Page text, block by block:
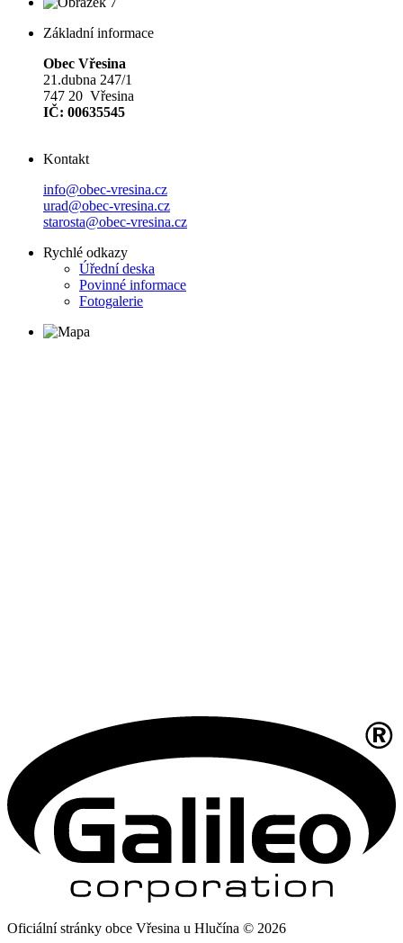
Základní informace
Obec Vřesina
21.dubna 247/1
747 20 Vřesina
IČ: 00635545
Kontakt
info@obec-vresina.cz
urad@obec-vresina.cz
starosta@obec-vresina.cz
Rychlé odkazy
Úřední deska
Povinné informace
Fotogalerie
Oficiální stránky obce Vřesina u Hlučína © 2026